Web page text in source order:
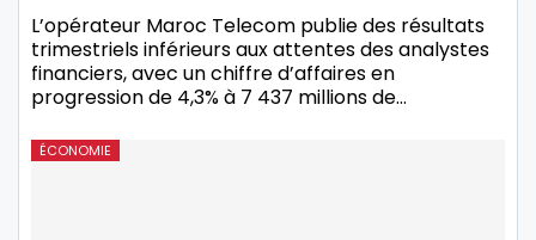
L’opérateur Maroc Telecom publie des résultats
trimestriels inférieurs aux attentes des analystes
financiers, avec un chiffre d’affaires en
progression de 4,3% à 7 437 millions de…
ÉCONOMIE